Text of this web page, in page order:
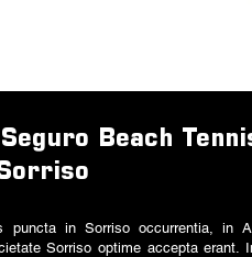
Beach
puncta in Sorriso occurrentia, in
Sorriso optime accepta